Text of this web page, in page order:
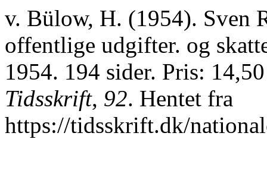
v. Bülow, H. (1954). Sven
offentlige udgifter. og
1954. 194 sider. Pris:
Tidsskrift, 92. Hentet fra
https://tidsskrift.dk/